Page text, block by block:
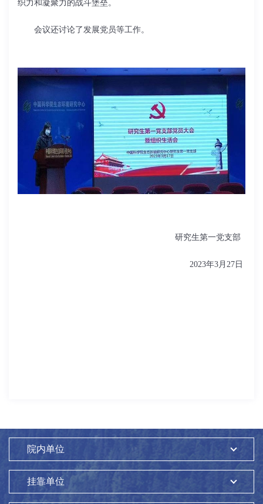
织力和凝聚力的战斗堡垒。
会议还讨论了发展党员等工作。
研究生第一党支部
2023年3月 27 日
院内单位
挂靠单位